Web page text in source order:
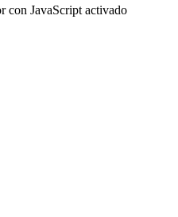
con JavaScript activado